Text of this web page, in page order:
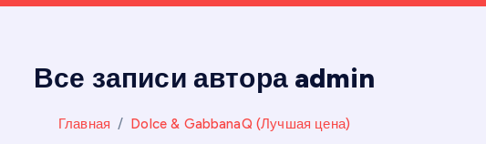
Все записи автора admin
Главная Dolce & GabbanaQ (Лучшая цена)